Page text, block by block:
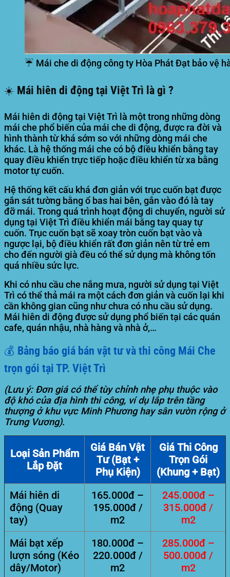
☔ Mái che di động công ty Hòa Phát Đạt bảo vệ
☀️ Mái hiên di động tại Việt Trì là gì ?
Mái hiên di động tại Việt Trì là một trong những dòng
mái che phổ biến của mái che di động, được ra đời và
hình thành từ khá sớm so với những dòng mái che
khác. Là hệ thống mái che có bộ điều khiển bằng tay
quay điều khiển trực tiếp hoặc điều khiển từ xa bằng
motor tự cuốn.
Hệ thống kết cấu khá đơn giản với trục cuốn bạt được
gắn sát tường bằng ổ bas hai bên, gắn vào đó là tay
đỡ mái. Trong quá trình hoạt động di chuyển, người sử
dụng tại Việt Trì điều khiển mái bằng tay quay tự
cuốn. Trục cuốn bạt sẽ xoay tròn cuốn bạt vào và
ngược lại, bộ điều khiển rất đơn giản nên từ trẻ em
cho đến người già đều có thể sử dụng mà không tốn
quá nhiều sức lực.
Khi có nhu cầu che nắng mưa, người sử dụng tại Việt
Trì có thể thả mái ra một cách đơn giản và cuốn lại khi
cần không gian cũng như chưa có nhu cầu sử dụng.
Mái hiên di động được sử dụng phổ biến tại các quán
cafe, quán nhậu, nhà hàng và nhà ở,…
💰 Bảng báo giá bán vật tư và thi công Mái Che
trọn gói tại TP. Việt Trì
(Lưu ý: Đơn giá có thể tùy chỉnh nhẹ phụ thuộc vào
độ khó của địa hình thi công, ví dụ lắp trên tầng
thượng ở khu vực Minh Phương hay sân vườn rộng ở
Trưng Vương).
Loại Sản Phẩm
Lắp Đặt
Giá Bán Vật
Tư (Bạt +
Phụ Kiện)
Giá Thi Công
Trọn Gói
(Khung + Bạt)
Mái hiên di
động (Quay
tay)
165.000đ –
195.000đ /
m2
245.000đ –
315.000đ /
m2
Mái bạt xếp
lượn sóng (Kéo
dây/Motor)
180.000đ –
220.000đ /
m2
285.000đ –
500.000đ /
m2